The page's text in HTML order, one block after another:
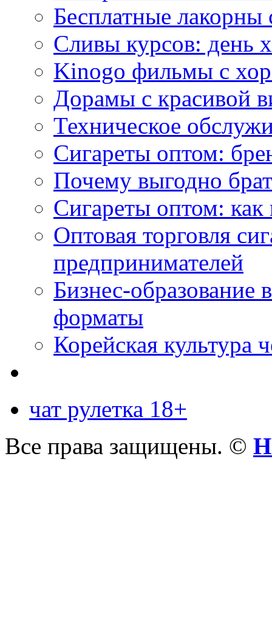
Бесплатные лакорны
Сливы курсов: день
Kinogo фильмы с
Дорамы с красивой
Техническое
Сигареты оптом:
Почему выгодно
Сигареты оптом: как
Оптовая торговля
предпринимателей
Бизнес-образование
форматы
Корейская культура
чат рулетка 18+
Все права защищены. ©